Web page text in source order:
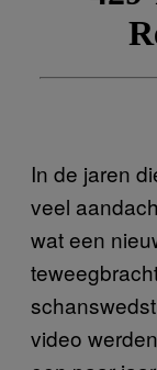
In de jaren
veel
wat een
video